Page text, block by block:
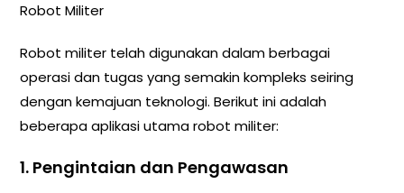
Robot Militer
Robot militer telah digunakan dalam berbagai
operasi dan tugas yang semakin kompleks seiring
dengan kemajuan teknologi. Berikut ini adalah
beberapa aplikasi utama robot militer:
1. Pengintaian dan Pengawasan